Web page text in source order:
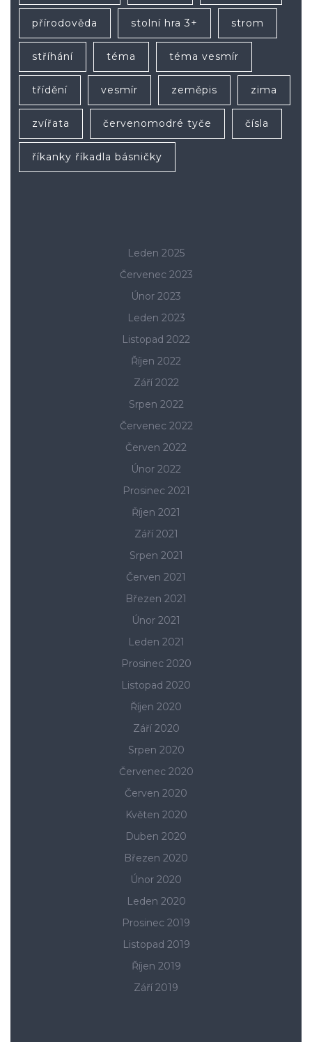
přírodověda stolní hra 3+ strom
stříhání téma téma vesmír
třídění vesmír zeměpis zima
zvířata červenomodré tyče čísla
říkanky říkadla básničky
Leden 2025
Červenec 2023
Únor 2023
Leden 2023
Listopad 2022
Říjen 2022
Září 2022
Srpen 2022
Červenec 2022
Červen 2022
Únor 2022
Prosinec 2021
Říjen 2021
Září 2021
Srpen 2021
Červen 2021
Březen 2021
Únor 2021
Leden 2021
Prosinec 2020
Listopad 2020
Říjen 2020
Září 2020
Srpen 2020
Červenec 2020
Červen 2020
Květen 2020
Duben 2020
Březen 2020
Únor 2020
Leden 2020
Prosinec 2019
Listopad 2019
Říjen 2019
Září 2019